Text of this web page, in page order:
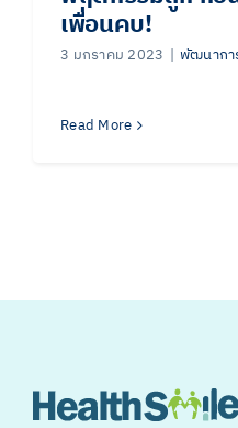
เพื่อนคบ!
3 มกราคม 2023 | พัฒนากา
Read More